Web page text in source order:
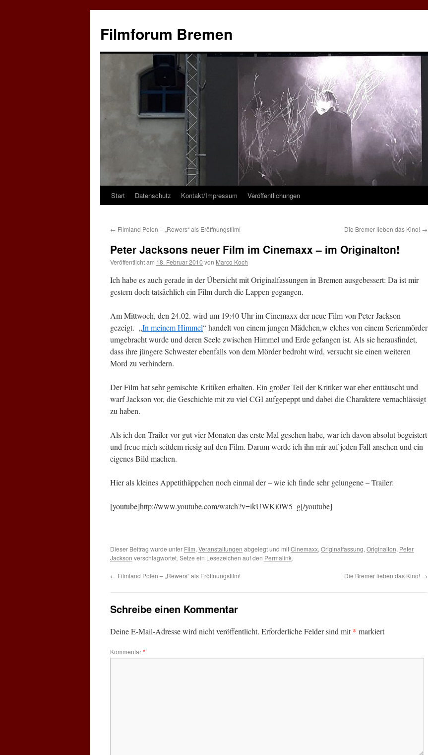
springen
Filmforum Bremen
Start Datenschutz Kontakt/Impressum Veröffentlichungen
← Filmland Polen – „Rewers“ als Eröffnungsfilm! Die Bremer lieben das Kino! →
Peter Jacksons neuer Film im Cinemaxx – im Originalton!
Veröffentlicht am 18. Februar 2010 von Marco Koch
Ich habe es auch gerade in der Übersicht mit Originalfassungen in Bremen ausgebessert: Da ist mir
gestern doch tatsächlich ein Film durch die Lappen gegangen.
Am Mittwoch, den 24.02. wird um 19:40 Uhr im Cinemaxx der neue Film von Peter Jackson
gezeigt. „In meinem Himmel“ handelt von einem jungen Mädchen,w elches von einem Serienmörder
umgebracht wurde und deren Seele zwischen Himmel und Erde gefangen ist. Als sie herausfindet,
dass ihre jüngere Schwester ebenfalls von dem Mörder bedroht wird, versucht sie einen weiteren
Mord zu verhindern.
Der Film hat sehr gemischte Kritiken erhalten. Ein großer Teil der Kritiker war eher enttäuscht und
warf Jackson vor, die Geschichte mit zu viel CGI aufgepeppt und dabei die Charaktere vernachlässigt
zu haben.
Als ich den Trailer vor gut vier Monaten das erste Mal gesehen habe, war ich davon absolut begeistert
und freue mich seitdem riesig auf den Film. Darum werde ich ihn mir auf jeden Fall ansehen und ein
eigenes Bild machen.
Hier als kleines Appetithäppchen noch einmal der – wie ich finde sehr gelungene – Trailer:
[youtube]http://www.youtube.com/watch?v=ikUWKi0W5_g[/youtube]
Dieser Beitrag wurde unter Film, Veranstaltungen abgelegt und mitCinemaxx, Originalfassung, Originalton, Peter
Jackson verschlagwortet. Setze ein Lesezeichen auf den Permalink.
← Filmland Polen – „Rewers“ als Eröffnungsfilm! Die Bremer lieben das Kino! →
Schreibe einen Kommentar
Deine E-Mail-Adresse wird nicht veröffentlicht. Erforderliche Felder sind mit* markiert
Kommentar*